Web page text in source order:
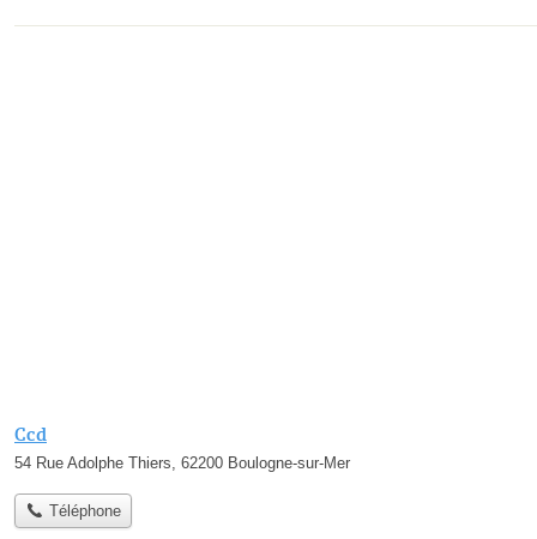
Ccd
54 Rue Adolphe Thiers, 62200 Boulogne-sur-Mer
Téléphone